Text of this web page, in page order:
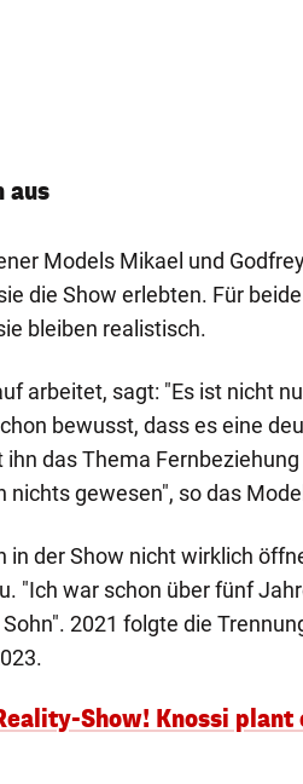
aus
Models Mikael und
die Show erlebten. Für
bleiben realistisch.
arbeitet, sagt: "Es ist nicht
bewusst, dass es eine
das Thema
nichts gewesen", so das
in der Show nicht wirklich
"Ich war schon über fünf
2021 folgte die
Show! Knossi plant